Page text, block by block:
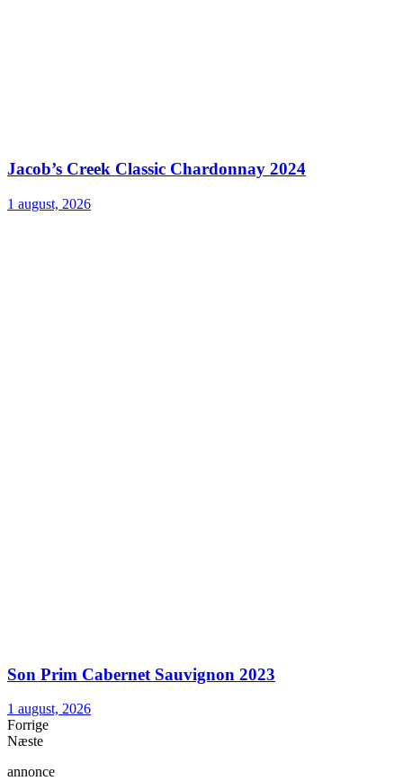
Jacob’s Creek Classic Chardonnay 2024
1 august, 2026
Son Prim Cabernet Sauvignon 2023
1 august, 2026
Forrige
Næste
annonce